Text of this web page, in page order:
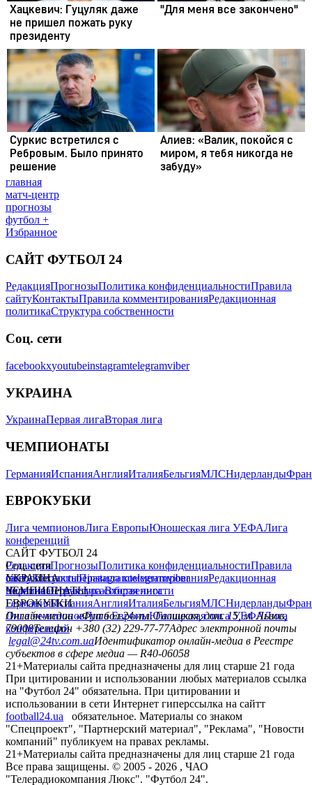
главная
матч-центр
прогнозы
футбол +
Избранное
САЙТ ФУТБОЛ 24
РедакцияПрогнозыПолитика конфиденциальностиПравила
сайтуКонтактыПравила комментированияРедакционная
политикаСтруктура собственности
Соц. сети
facebookxyoutubeinstagramtelegramviber
УКРАИНА
УкраинаПервая лигаВторая лига
ЧЕМПИОНАТЫ
ГерманияИспанияАнглияИталияБельгияМЛСНидерланды
ЕВРОКУБКИ
Лига чемпионовЛига ЕвропыЮношеская лига УЕФАЛига
конференций
САЙТ ФУТБОЛ 24
РедакцияПрогнозыПолитика конфиденциальностиПравила
сайтуКонтактыПравила комментированияРедакционная
политикаСтруктура собственности
Соц. сети
facebookxyoutubeinstagramtelegramviber
УКРАИНА
УкраинаПервая лигаВторая лига
ЧЕМПИОНАТЫ
ГерманияИспанияАнглияИталияБельгияМЛСНидерланды
ЕВРОКУБКИ
Лига чемпионовЛига ЕвропыЮношеская лига УЕФАЛига
конференций
Онлайн-медиа «Футбол 24»пл. Галицкая, дом. 15, м. Львов,
79008Телефон +380 (32) 229-77-77Адрес электронной почты
legal@24tv.com.uaИдентификатор онлайн-медиа в Реестре
субъектов в сфере медиа — R40-06058
21+Материалы сайта предназначены для лиц старше 21 года
При цитировании и использовании любых материалов ссылка
на "Футбол 24" обязательна. При цитировании и
использовании в сети Интернет гиперссылка на сайтт
football24.ua
обязательное. Материалы со знаком
"Спецпроект", "Партнерский материал", "Реклама", "Новости
компаний" публикуем на правах рекламы.
21+Материалы сайта предназначены для лиц старше 21 года
Все права защищены. © 2005 - 2026 , ЧАО
"Телерадиокомпания Люкс". "Футбол 24".